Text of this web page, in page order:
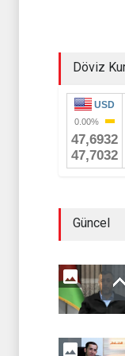
Döviz
Güncel